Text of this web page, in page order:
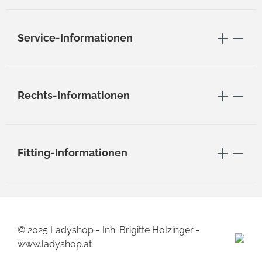
Service-Informationen
Rechts-Informationen
Fitting-Informationen
© 2025 Ladyshop - Inh. Brigitte Holzinger -
www.ladyshop.at